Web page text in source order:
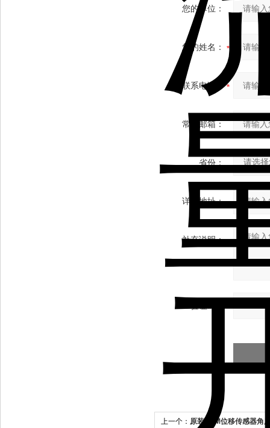
您的单位：
您的姓名：
联系电话：
常用邮箱：
省份：
详细地址：
补充说明：
上一个： 原装ASM位移传感器角